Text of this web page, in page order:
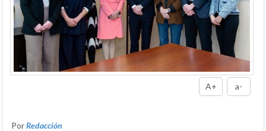
A+ a-
PorRedacción